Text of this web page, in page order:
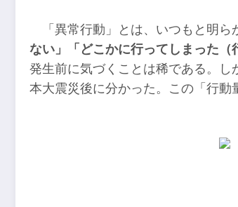
「異常行動」とは、いつもと明
ない」「どこかに行ってしまった（
発生前に気づくことは稀である。し
本大震災後に分かった。この「行動